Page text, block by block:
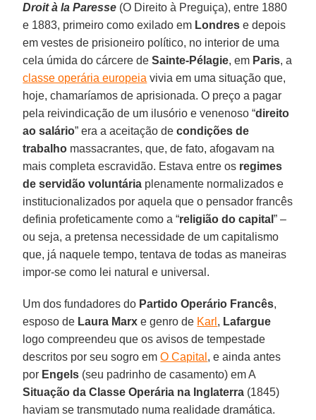
Droit à la Paresse (O Direito à Preguiça), entre 1880
e 1883, primeiro como exilado em Londres e depois
em vestes de prisioneiro político, no interior de uma
cela úmida do cárcere deSainte-Pélagie, em Paris, a
classe operária europeia vivia em uma situação que,
hoje, chamaríamos de aprisionada. O preço a pagar
pela reivindicação de um ilusório e venenoso “direito
ao salário” era a aceitação decondições de
trabalho massacrantes, que, de fato, afogavam na
mais completa escravidão. Estava entre os regimes
de servidão voluntária plenamente normalizados e
institucionalizados por aquela que o pensador francês
definia profeticamente como a “religião do capital” –
ou seja, a pretensa necessidade de um capitalismo
que, já naquele tempo, tentava de todas as maneiras
impor-se como lei natural e universal.
Um dos fundadores do Partido Operário Francês,
esposo de Laura Marx e genro de Karl , Lafargue
logo compreendeu que os avisos de tempestade
descritos por seu sogro emO Capital , e ainda antes
por Engels (seu padrinho de casamento) em A
Situação da Classe Operária na Inglaterra (1845)
haviam se transmutado numa realidade dramática.